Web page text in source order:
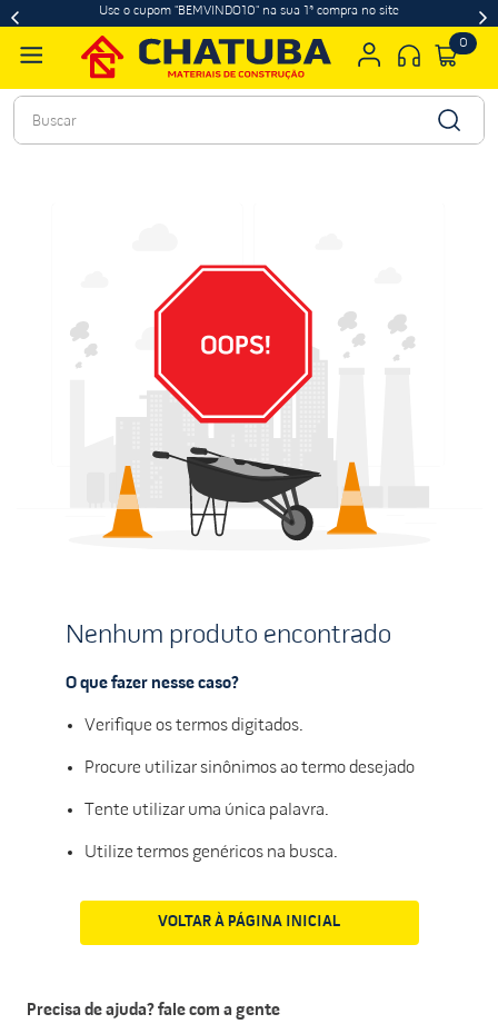
Use o cupom "BEMVINDO10" na sua 1ª compra no site
0
Buscar
Nenhum produto encontrado
O que fazer nesse caso?
Verifique os termos digitados.
Procure utilizar sinônimos ao termo desejado
Tente utilizar uma única palavra.
Utilize termos genéricos na busca.
VOLTAR À PÁGINA INICIAL
Precisa de ajuda? fale com a gente